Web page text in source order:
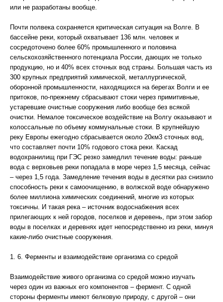
или не разработаны вообще.
Почти полвека сохраняется критическая ситуация на Волге. В
бассейне реки, который охватывает 136 млн. человек и
сосредоточено более 60% промышленного и половина
сельскохозяйственного потенциала России, дающих не только
продукцию, но и 40% всех сточных вод страны. Большая часть из
300 крупных предприятий химической, металлургической,
оборонной промышленности, находящихся на берегах Волги и ее
притоков, по-прежнему сбрасывают стоки через примитивные,
устаревшие очистные сооружения либо вообще без всякой
очистки. Немалое токсическое воздействие на Волгу оказывают и
колоссальные по объему коммунальные стоки. В крупнейшую
реку Европы ежегодно сбрасывается около 20км3 сточных вод,
что составляет почти 10% годового стока реки. Каскад
водохранилищ при ГЭС резко замедлил течение воды: раньше
вода с верховьев реки попадала в море через 1,5 месяца, сейчас
– через 1,5 года. Замедление течения воды в десятки раз снизило
способность реки к самоочищению, в волжской воде обнаружено
более миллиона химических соединений, многие из которых
токсичны. И такая река – источник водоснабжения всех
прилегающих к ней городов, поселков и деревень, при этом забор
воды в поселках и деревнях идет непосредственно из реки, минуя
какие-либо очистные сооружения.
1. 6. Ферменты и взаимодействие организма со средой
Взаимодействие живого организма со средой можно изучать
через один из важных его компонентов – фермент. С одной
стороны ферменты имеют белковую природу, с другой – они